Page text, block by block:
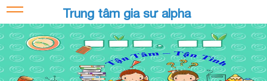
Trung tâm gia sư alpha